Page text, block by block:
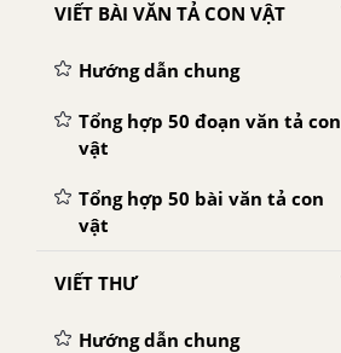
VIẾT BÀI VĂN TẢ CON VẬT
Hướng dẫn chung
Tổng hợp 50 đoạn văn tả con
vật
Tổng hợp 50 bài văn tả con
vật
VIẾT THƯ
Hướng dẫn chung